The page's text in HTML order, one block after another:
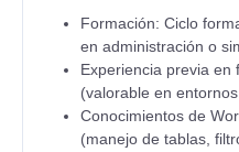
Formación: Ciclo
en administración o
Experiencia previa en
(valorable en
Conocimientos de
(manejo de tablas,